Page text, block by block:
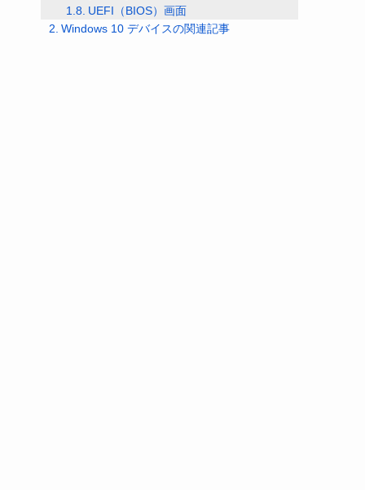
UEFI（BIOS）画面
Windows 10 デバイスの関連記事